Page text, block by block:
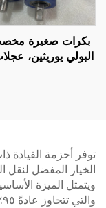
بكرات صغيرة
البولي يوريثين،
الخيار المفضل لنقل
ويتمثل الميزة